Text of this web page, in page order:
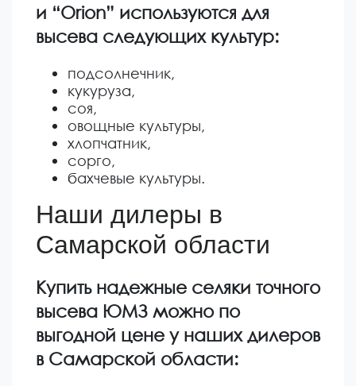
и “Orion” используются для
высева следующих культур:
подсолнечник,
кукуруза,
соя,
овощные культуры,
хлопчатник,
сорго,
бахчевые культуры.
Наши дилеры в
Самарской области
Купить надежные селяки точного
высева ЮМЗ можно по
выгодной цене у наших дилеров
в Самарской области: